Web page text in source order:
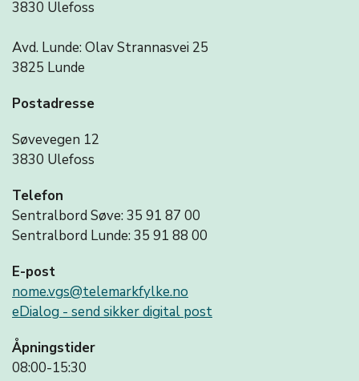
3830 Ulefoss
Avd. Lunde: Olav Strannasvei 25
3825 Lunde
Postadresse
Søvevegen 12
3830 Ulefoss
Telefon
Sentralbord Søve: 35 91 87 00
Sentralbord Lunde: 35 91 88 00
E-post
nome.vgs@telemarkfylke.no
eDialog - send sikker digital post
Åpningstider
08:00-15:30